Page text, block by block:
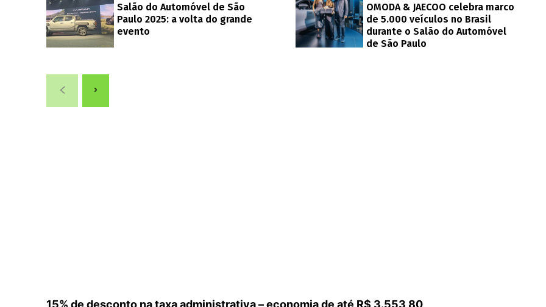
Salão do Automóvel de São
Paulo 2025: a volta do grande
evento
OMODA & JAECOO celebra marco
de 5.000 veículos no Brasil
durante o Salão do Automóvel
de São Paulo
15% de desconto na taxa administrativa – economia de até R$ 3.553,80